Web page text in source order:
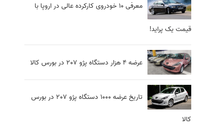
معرفی ۱۰ خودروی کارکرده عالی در اروپا با
قیمت یک پراید!
عرضه 4 هزار دستگاه پژو 207 در بورس کالا
تاریخ عرضه 1000 دستگاه پژو 207 در بورس
کالا